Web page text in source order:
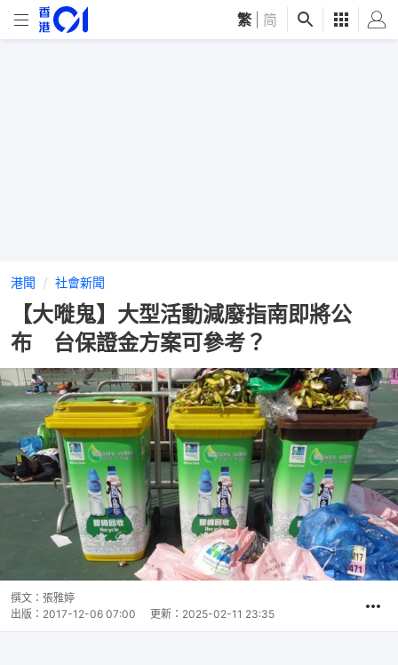
繁 简
港聞 社會新聞
【大嘥鬼】大型活動減廢指南即將公
布 台保證金方案可參考？
撰文： 張雅婷
出版： 2017-12-06 07:00 更新： 2025-02-11 23:35